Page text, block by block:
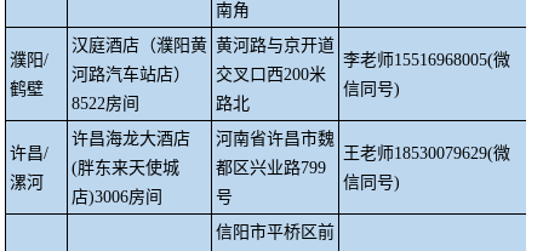
南角
濮阳/
鹤壁
汉庭酒店（濮阳黄
河路汽车站店）
8522房间
黄河路与京开道
交叉口西200米
路北
李老师15516968005(微
信同号)
许昌/
漯河
许昌海龙大酒店
(胖东来天使城
店)3006房间
河南省许昌市魏
都区兴业路799
号
王老师18530079629(微
信同号)
信阳市平桥区前